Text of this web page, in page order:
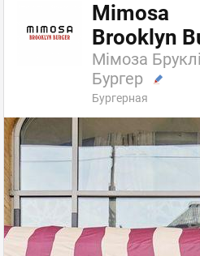
Mimosa
Brooklyn
Мімоза
Бургер
Бургерная